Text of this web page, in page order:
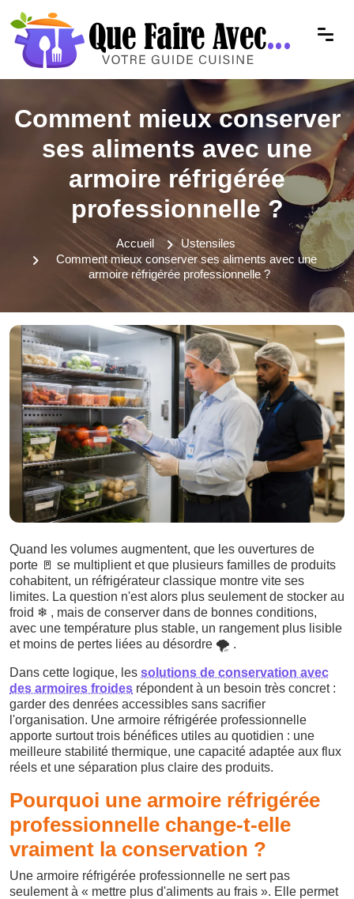
Comment mieux conserver
ses aliments avec une
armoire réfrigérée
professionnelle ?
Accueil
Ustensiles
Comment mieux conserver ses aliments avec une
armoire réfrigérée professionnelle ?
Quand les volumes augmentent, que les ouvertures de
porte 🚪 se multiplient et que plusieurs familles de produits
cohabitent, un réfrigérateur classique montre vite ses
limites. La question n'est alors plus seulement de stocker au
froid ❄ , mais de conserver dans de bonnes conditions,
avec une température plus stable, un rangement plus lisible
et moins de pertes liées au désordre 🌪️ .
Dans cette logique, les solutions de conservation avec
des armoires froides répondent à un besoin très concret :
garder des denrées accessibles sans sacrifier
l'organisation. Une armoire réfrigérée professionnelle
apporte surtout trois bénéfices utiles au quotidien : une
meilleure stabilité thermique, une capacité adaptée aux flux
réels et une séparation plus claire des produits.
Pourquoi une armoire réfrigérée
professionnelle change-t-elle
vraiment la conservation ?
Une armoire réfrigérée professionnelle ne sert pas
seulement à « mettre plus d'aliments au frais ». Elle permet